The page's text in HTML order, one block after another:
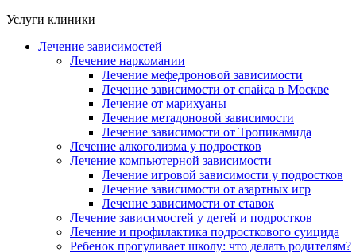
Услуги клиники
Лечение зависимостей
Лечение наркомании
Лечение мефедроновой зависимости
Лечение зависимости от спайса в Москве
Лечение от марихуаны
Лечение метадоновой зависимости
Лечение зависимости от Тропикамида
Лечение алкоголизма у подростков
Лечение компьютерной зависимости
Лечение игровой зависимости у подростков
Лечение зависимости от азартных игр
Лечение зависимости от ставок
Лечение зависимостей у детей и подростков
Лечение и профилактика подросткового суицида
Ребенок прогуливает школу: что делать родителям?